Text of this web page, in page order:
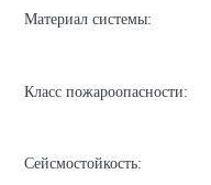
Материал системы:
Класс пожароопасности:
Сейсмостойкость: